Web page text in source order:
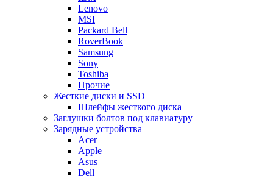
Lenovo
MSI
Packard Bell
RoverBook
Samsung
Sony
Toshiba
Прочие
Жесткие диски и SSD
Шлейфы жесткого диска
Заглушки болтов под клавиатуру
Зарядные устройства
Acer
Apple
Asus
Dell